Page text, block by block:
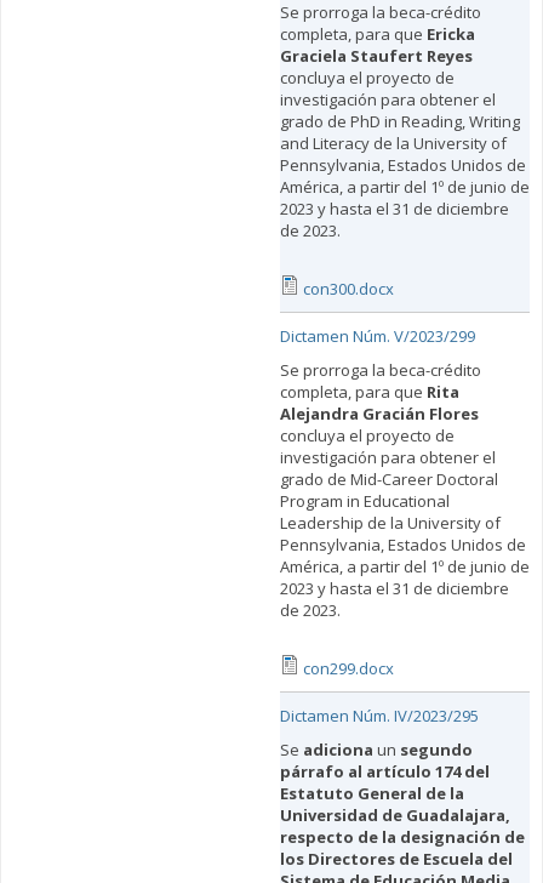
Se prorroga la beca-crédito
completa, para que Ericka
Graciela Staufert Reyes
concluya el proyecto de
investigación para obtener el
grado de PhD in Reading, Writing
and Literacy de la University of
Pennsylvania, Estados Unidos de
América, a partir del 1º de junio de
2023 y hasta el 31 de diciembre
de 2023.
con300.docx
Dictamen Núm. V/2023/299
Se prorroga la beca-crédito
completa, para que Rita
Alejandra Gracián Flores
concluya el proyecto de
investigación para obtener el
grado de Mid-Career Doctoral
Program in Educational
Leadership de la University of
Pennsylvania, Estados Unidos de
América, a partir del 1º de junio de
2023 y hasta el 31 de diciembre
de 2023.
con299.docx
Dictamen Núm. IV/2023/295
Se adiciona un segundo
párrafo al artículo 174 del
Estatuto General de la
Universidad de Guadalajara,
respecto de la designación de
los Directores de Escuela del